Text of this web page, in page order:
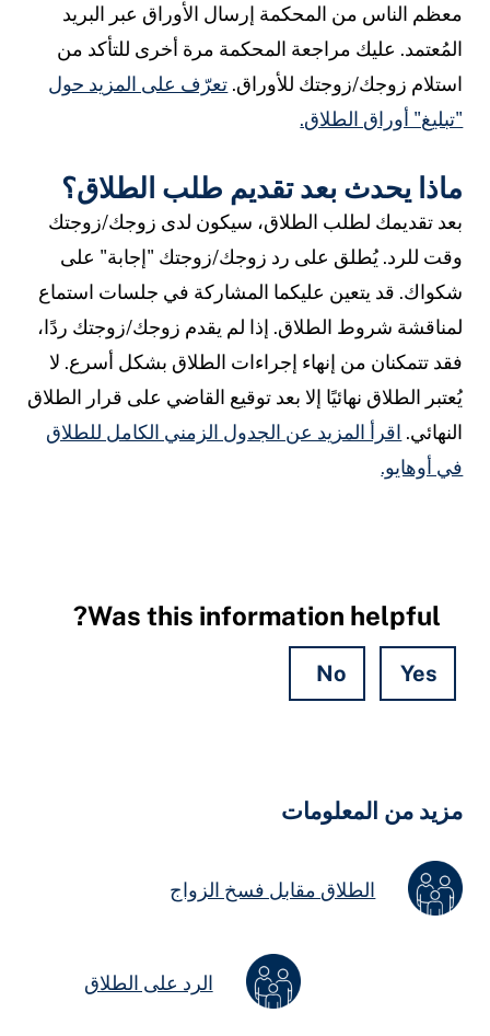
معظم الناس من المحكمة إرسال الأوراق عبر البريد
المُعتمد. عليك مراجعة المحكمة مرة أخرى للتأكد من
استلام زوجك/زوجتك للأوراق.تعرّف على المزيد حول
"تبليغ" أوراق الطلاق.
ماذا يحدث بعد تقديم طلب الطلاق؟
بعد تقديمك لطلب الطلاق، سيكون لدى زوجك/زوجتك
وقت للرد. يُطلق على رد زوجك/زوجتك "إجابة" على
شكواك. قد يتعين عليكما المشاركة في جلسات استماع
لمناقشة شروط الطلاق. إذا لم يقدم زوجك/زوجتك ردًا،
فقد تتمكنان من إنهاء إجراءات الطلاق بشكل أسرع. لا
يُعتبر الطلاق نهائيًا إلا بعد توقيع القاضي على قرار الطلاق
النهائي.اقرأ المزيد عن الجدول الزمني الكامل للطلاق
في أوهايو.
Was this information helpful?
Yes
No
مزيد من المعلومات
الطلاق مقابل فسخ الزواج
الرد على الطلاق